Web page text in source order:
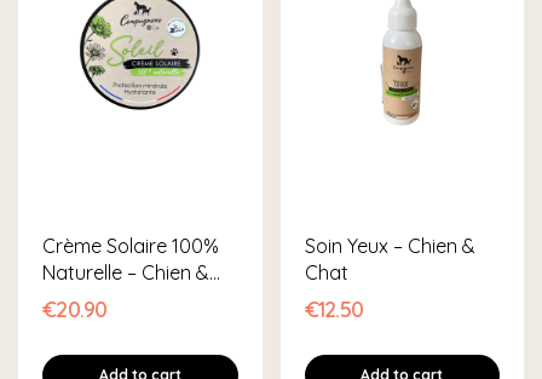
Crème Solaire 100%
Naturelle – Chien &
Chat
€20.90
Add to cart
Soin Yeux – Chien &
Chat
€12.50
Add to cart